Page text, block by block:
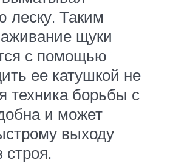
Таким
щуки
с помощью
ее катушкой не
техника борьбы с
и может
выходу